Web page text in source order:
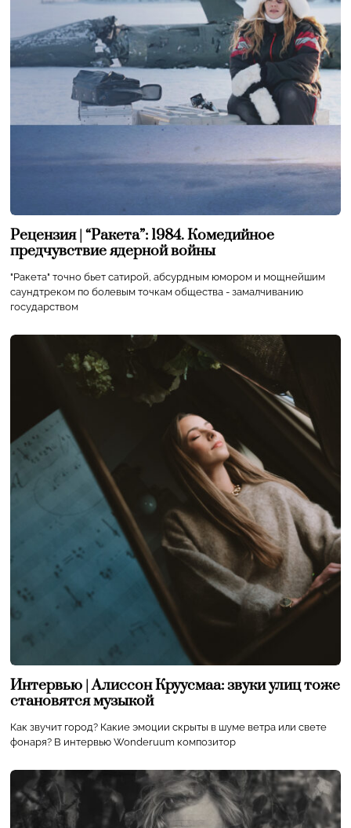
Рецензия | “Ракета”: 1984. Комедийное
предчувствие ядерной войны
"Ракета" точно бьет сатирой, абсурдным юмором и мощнейшим
саундтреком по болевым точкам общества - замалчиванию
государством
Интервью | Алиссон Круусмаа: звуки улиц тоже
становятся музыкой
Как звучит город? Какие эмоции скрыты в шуме ветра или свете
фонаря? В интервью Wonderuum композитор